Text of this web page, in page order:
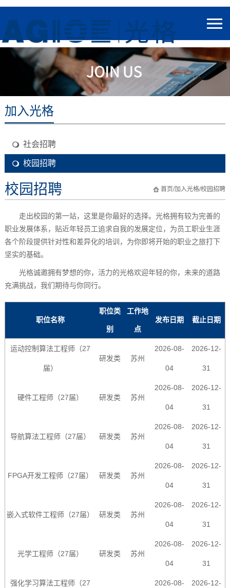
加入光格
社会招聘
校园招聘
首页/加入光格/校园招聘
校园招聘
走出校园的第一站，这里是你最好的选择。光格拥有较为完善的
职业发展体系，贴近年轻员工追求自我的发展定位，为员工职业生涯
各个阶段提供针对性和差异化的培训，为你即将开始的职业之旅打下
坚实的基础。
光格诚邀拥有梦想的你，活力的光格欢迎年轻的你，未来的道路
充满挑战，我们期待与你同行。
职位名称
职位类
别
工作地
点
发布日期 截止日期
运动控制算法工程师（27
届）
研发类 苏州
2026-08-
04
2026-12-
31
硬件工程师（27届） 研发类 苏州
2026-08-
04
2026-12-
31
导航算法工程师（27届） 研发类 苏州
2026-08-
04
2026-12-
31
FPGA开发工程师（27届） 研发类 苏州
2026-08-
04
2026-12-
31
嵌入式软件工程师（27届） 研发类 苏州
2026-08-
04
2026-12-
31
光学工程师（27届） 研发类 苏州
2026-08-
04
2026-12-
31
强化学习算法工程师（27 2026-08- 2026-12-